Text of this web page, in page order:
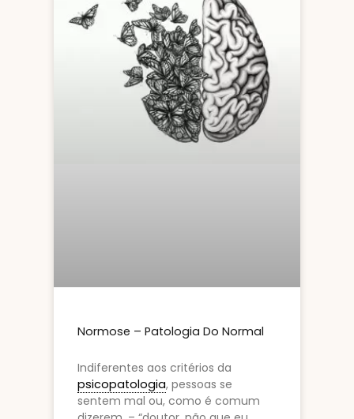
Normose – Patologia Do Normal
Indiferentes aos critérios da
psicopatologia, pessoas se
sentem mal ou, como é comum